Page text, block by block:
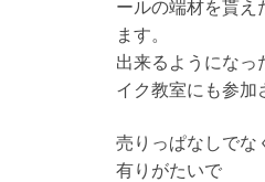
ールの端材を貰え
ます。
出来るようになっ
イク教室にも参加
売りっぱなしでな
有りがたいで